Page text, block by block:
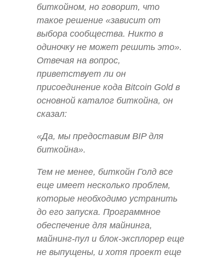
биткойном, но говорит, что
такое решение «зависит от
выбора сообщества. Никто в
одиночку не может решить это».
Отвечая на вопрос,
приветствует ли он
присоединение кода Bitcoin Gold в
основной каталог биткойна, он
сказал:
«Да, мы предоставим BIP для
биткойна».
Тем не менее, биткойн Голд все
еще имеет несколько проблем,
которые необходимо устранить
до его запуска. Программное
обеспечение для майнинга,
майнинг-пул и блок-эксплорер еще
не выпущены, и хотя проект еще